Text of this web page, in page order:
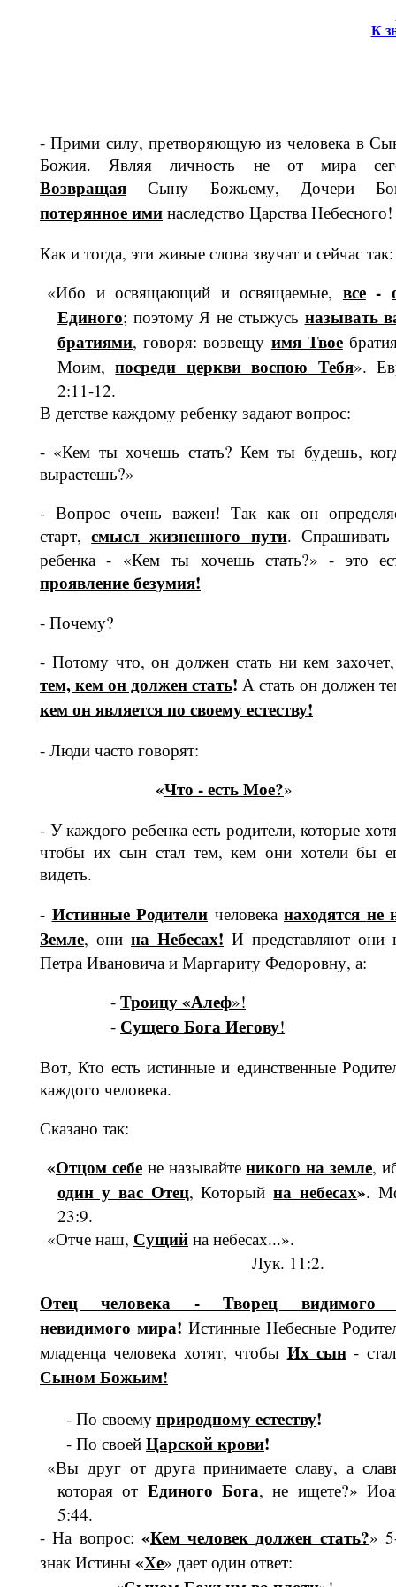
К
- Прими силу, претворяющую из чело­века в
Божия. Являя личность не от мира
Возвращая Сыну Божь­ему, Дочери
потерянное ими нас­ледство Царства Небесного!
Как и тогда, эти живые слова звучат и сейчас так:
«Ибо и освящающий и освящаемые, все-
Единого; поэтому Я не стыжусь называть
братиями, говоря: возвещу имя Твое
Моим,посреди церкви воспою Тебя».
2:11-12.
В детстве каждому ребенку задают воп­рос:
- «Кем ты хочешь стать? Кем ты бу­дешь,
вырастешь?»
- Вопрос очень важен! Так как он
старт,смысл жизненного пути.
ребенка - «Кем ты хочешь стать?» - это
проявление безумия!
- Почему?
- Потому что, он должен стать ни кем
тем, кем он должен стать! А стать он должен
кем он является по своему естеству!
- Люди часто говорят:
«Что - есть Мое?»
- У каждого ребенка есть родители, которые
чтобы их сын стал тем, кем они хотели бы
видеть.
- Истинные Родители человека на­ходятся не
Земле, они на Небе­сах! И представляют они
Петра Ива­новича и Маргариту Федоровну, а:
- Троицу «Алеф»!
- Сущего Бога Иегову!
Вот, Кто есть истинные и единствен­ные
каждого человека.
Сказано так:
«Отцом себене называйтеникого на земле,
один у вас Отец, Кото­рыйна небесах».
23:9.
«Отче наш, Сущий на небесах...».
Лук. 11:2.
Отец человека - Творец видимого
невидимого мира! Истинные Небес­ные
младенца человека хотят, чтобы Их сын -
Сыном Божьим!
- По своему природному естеству!
- По своей Царской крови!
«Вы друг от друга принимаете славу, а
которая от Единого Бога, не ищете?»
5:44.
- На вопрос: «Кем человек должен стать?»
знак Истины «Хе» дает один ответ: